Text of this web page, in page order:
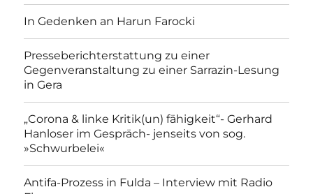
In Gedenken an Harun Farocki
Presseberichterstattung zu einer
Gegenveranstaltung zu einer Sarrazin-Lesung
in Gera
„Corona & linke Kritik(un) fähigkeit“- Gerhard
Hanloser im Gespräch- jenseits von sog.
»Schwurbelei«
Antifa-Prozess in Fulda – Interview mit Radio